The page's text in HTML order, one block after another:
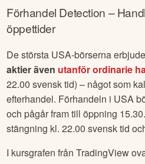
Förhandel Detection –
öppettider
De största USA-börserna
aktier även utanför ordinarie
22.00 svensk tid) – något som
efterhandel. Förhandeln i USA
och pågår fram till öppning
stängning kl. 22.00 svensk tid
I kursgrafen från TradingView